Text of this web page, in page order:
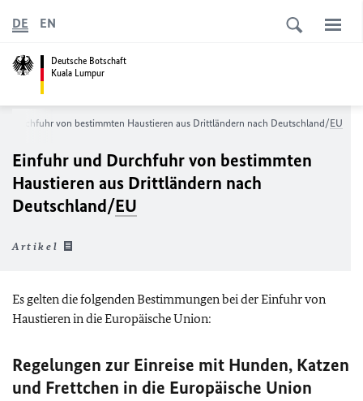
Deutsche Botschaft
Kuala Lumpur
DE EN
Durchfuhr von bestimmten Haustieren aus Drittländern nach Deutschland/EU
Einfuhr und Durchfuhr von bestimmten
Haustieren aus Drittländern nach
Deutschland/EU
Artikel
Es gelten die folgenden Bestimmungen bei der Einfuhr von
Haustieren in die Europäische Union:
Regelungen zur Einreise mit Hunden, Katzen
und Frettchen in die Europäische Union